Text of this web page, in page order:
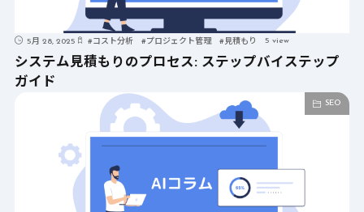
5月 28, 2025 #コスト分析 #プロジェクト管理 #見積もり 5 view
システム見積もりのプロセス: ステップバイステップ
ガイド
SEO